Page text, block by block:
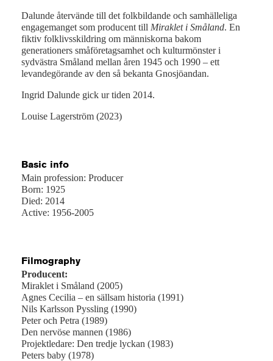
Dalunde återvände till det folkbildande och samhälleliga
engagemanget som producent till Miraklet i Småland. En
fiktiv folklivsskildring om människorna bakom
generationers småföretagsamhet och kulturmönster i
sydvästra Småland mellan åren 1945 och 1990 – ett
levandegörande av den så bekanta Gnosjöandan.
Ingrid Dalunde gick ur tiden 2014.
Louise Lagerström (2023)
Basic info
Main profession: Producer
Born: 1925
Died: 2014
Active: 1956-2005
Filmography
Producent:
Miraklet i Småland (2005)
Agnes Cecilia – en sällsam historia (1991)
Nils Karlsson Pyssling (1990)
Peter och Petra (1989)
Den nervöse mannen (1986)
Projektledare: Den tredje lyckan (1983)
Peters baby (1978)